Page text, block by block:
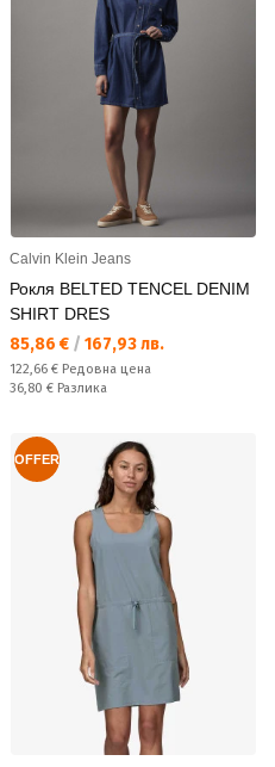
Calvin Klein Jeans
Рокля BELTED TENCEL DENIM
SHIRT DRES
Текуща цена:
85,86 € / 167,93 лв.
Редовна цена:
122,66 € Редовна цена
Спестявате:
36,80 € Разлика
OFFER